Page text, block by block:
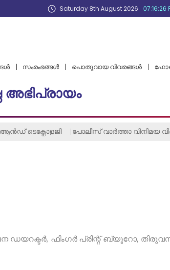
Saturday 8th August 2026 07:16:26
സംരംഭങ്ങൾ പൊതുവായ വിവരങ്ങള്‍
ടെക്നോളജി പോലീസ് വാര്‍ത്ത‍ാ വിനിമയ
ഫിംഗർ പ്രിന്റ് ബ്യൂറോ,